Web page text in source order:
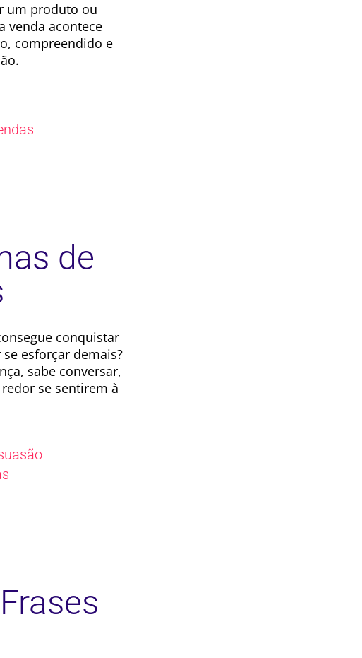
um produto ou
venda acontece
compreendido e
de
conquistar
esforçar demais?
sabe conversar,
se sentirem à